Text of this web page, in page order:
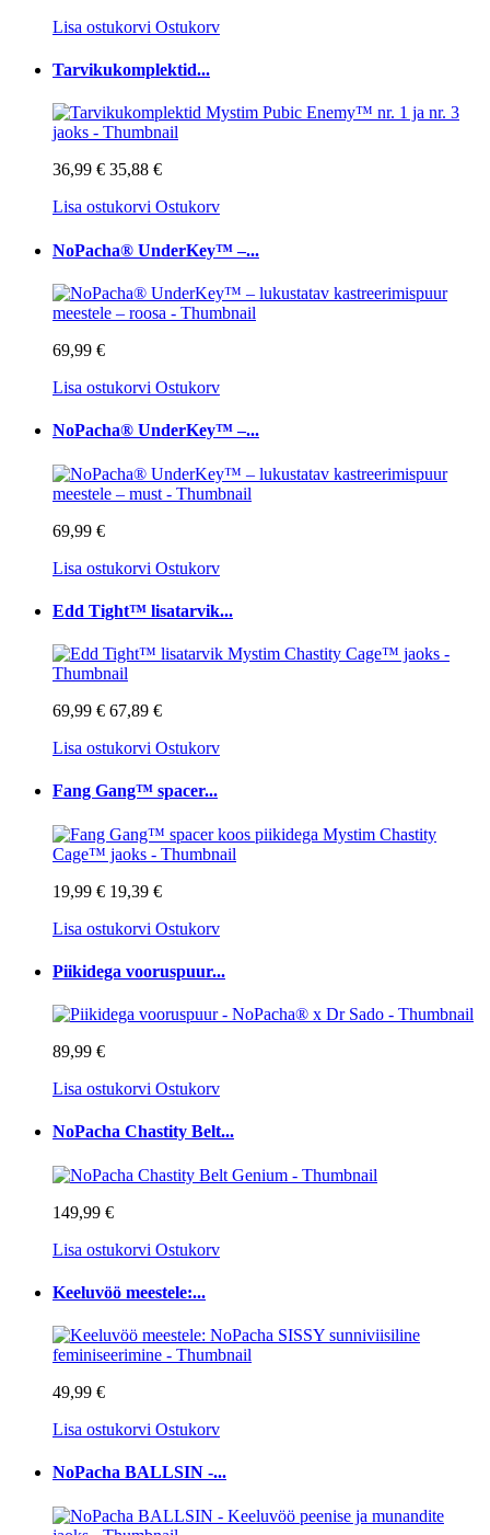
Lisa ostukorvi Ostukorv
Tarvikukomplektid...
36,99 € 35,88 €
Lisa ostukorvi Ostukorv
NoPacha® UnderKey™ –...
69,99 €
Lisa ostukorvi Ostukorv
NoPacha® UnderKey™ –...
69,99 €
Lisa ostukorvi Ostukorv
Edd Tight™ lisatarvik...
69,99 € 67,89 €
Lisa ostukorvi Ostukorv
Fang Gang™ spacer...
19,99 € 19,39 €
Lisa ostukorvi Ostukorv
Piikidega vooruspuur...
89,99 €
Lisa ostukorvi Ostukorv
NoPacha Chastity Belt...
149,99 €
Lisa ostukorvi Ostukorv
Keeluvöö meestele:...
49,99 €
Lisa ostukorvi Ostukorv
NoPacha BALLSIN -...